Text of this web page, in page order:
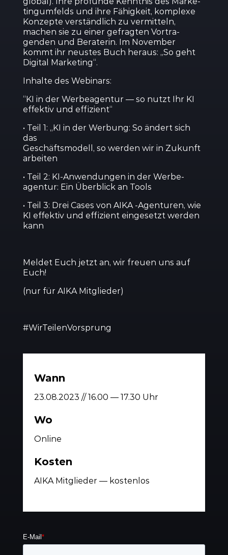
ting­um­felds und ihre Fähigkeit, komplexe
Konzepte verständlich zu vermitteln,
machen sie zu einer gefragten Vortra­
genden und Beraterin. Im November
kommt ihr neustes Buch heraus: „So geht
Digital Marketing“.
Inhalte des Webinars:
“KI in der Werbe­agentur — so nutzt Ihr KI
effektiv und effizient“
• Teil 1: „KI in der Werbung: So ändert sich
das
Geschäfts­modell, so werden wir in Zukunft
arbeiten
• Teil 2: KI-Anwen­dungen in der Werbe­
agentur: Ein Überblick an Tools
• Teil 3: Drei Cases von AIKA ‑Agenturen, wie
KI effektiv und effizient einge­setzt werden
kann
Meldet Euch jetzt an, wir freuen uns auf
Euch!
(nur für AIKA Mitglieder)
#WirTei­len­Vor­sprung
Wann
23.08.2023 // 16.00 — 17.30 Uhr
Wo
Online
Kosten
AIKA Mitglieder — kostenlos